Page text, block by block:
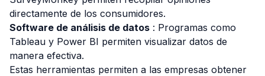
directamente de los consumidores.
Software de análisis de datos : Programas como
Tableau y Power BI permiten visualizar datos de
manera efectiva.
Estas herramientas permiten a las empresas obtener